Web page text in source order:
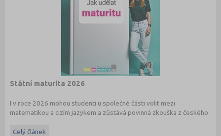
Státní maturita 2026
I v roce 2026 mohou studenti u společné části volit mezi
matematikou a cizím jazykem a zůstává povinná zkouška z českého
informacemi.
Celý článek